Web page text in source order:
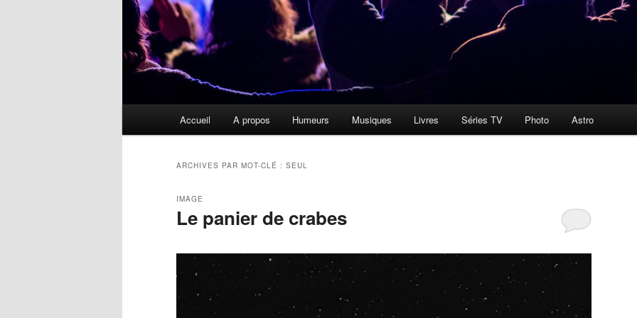
Accueil A propos Humeurs Musiques Livres Séries TV Photo Astro
ARCHIVES PAR MOT-CLÉ : SEUL
Le panier de crabes
IMAGE